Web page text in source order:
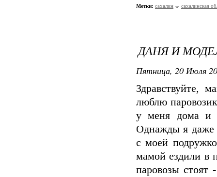
Метки: сахалин сахалинская
ДАНЯ И
Пятница, 20 Июля
Здравствуйте,
люблю
у меня дома и
Однажды я даже
с моей
мамой ездили в
паровозы